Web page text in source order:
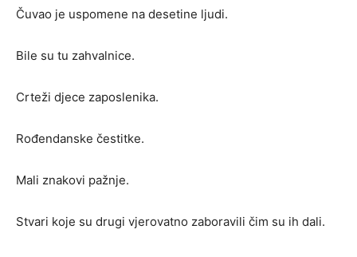
Čuvao je uspomene na desetine ljudi.
Bile su tu zahvalnice.
Crteži djece zaposlenika.
Rođendanske čestitke.
Mali znakovi pažnje.
Stvari koje su drugi vjerovatno zaboravili čim su ih dali.